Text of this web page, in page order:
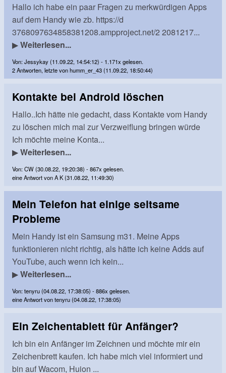
Hallo ich habe ein paar Fragen zu merkwürdigen Apps
auf dem Handy wie zb. https://d
3768097634858381208.ampproject.net/2 2081217...
▶Weiterlesen...
Von: Jessykay (11.09.22, 14:54:12) - 1.171x gelesen.
2 Antworten, letzte von humm_er_43 (11.09.22, 18:50:44)
Kontakte bei Android löschen
Hallo..Ich hätte nie gedacht, dass Kontakte vom Handy
zu löschen mich mal zur Verzweiflung bringen würde
Ich möchte meine Konta...
▶Weiterlesen...
Von: CW (30.08.22, 19:20:38) - 867x gelesen.
eine Antwort von A K (31.08.22, 11:49:30)
Mein Telefon hat einige seltsame
Probleme
Mein Handy ist ein Samsung m31. Meine Apps
funktionieren nicht richtig, als hätte ich keine Adds auf
YouTube, auch wenn ich kein...
▶Weiterlesen...
Von: tenyru (04.08.22, 17:38:05) - 886x gelesen.
eine Antwort von tenyru (04.08.22, 17:38:05)
Ein Zeichentablett für Anfänger?
Ich bin ein Anfänger im Zeichnen und möchte mir ein
Zeichenbrett kaufen. Ich habe mich viel informiert und
bin auf Wacom, Huion ...